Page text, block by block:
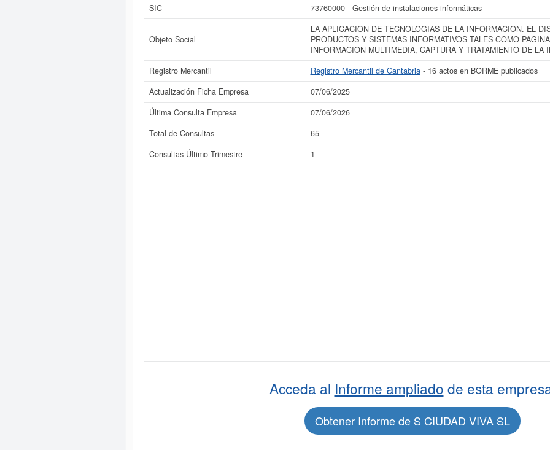
SIC
73760000 - Gestión de instalaciones informáticas
Objeto Social
LA APLICACION DE TECNOLOGIAS DE LA INFORMACION. EL
PRODUCTOS Y SISTEMAS INFORMATIVOS TALES COMO
INFORMACION MULTIMEDIA, CAPTURA Y TRATAMIENTO DE LA
Registro Mercantil
Registro Mercantil de Cantabria- 16 actos en BORME publicados
Actualización Ficha Empresa
07/06/2025
Última Consulta Empresa
07/06/2026
Total de Consultas
65
Consultas Último Trimestre
1
Acceda al Informe ampliado de esta
Obtener Informe de S CIUDAD VIVA SL